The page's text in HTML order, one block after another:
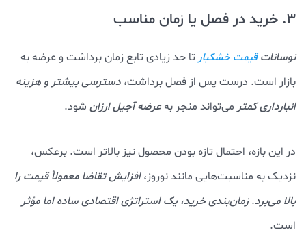
3. خرید در فصل یا زمان مناسب
نوساناتقیمت خشکبار تا حد زیادی تابع زمان برداشت و عرضه به
بازار است. درست پس از فصل برداشت، دسترسی بیشتر و هزینه
انبارداری کمتر می‌تواند منجر بهعرضه آجیل ارزان شود.
در این بازه، احتمال تازه بودن محصول نیز بالاتر است. برعکس،
نزدیک به مناسبت‌هایی مانند نوروز،افزایش تقاضا معمولاً قیمت را
بالا می‌برد.زمان‌بندی خرید، یک استراتژی اقتصادی ساده اما مؤثر
است.